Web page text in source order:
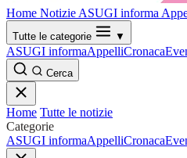
Home Notizie ASUGI informa
Tutte le categorie ▼
ASUGI informaAppelliCronaca
Cerca
Home Tutte le notizie
Categorie
ASUGI informaAppelliCronaca